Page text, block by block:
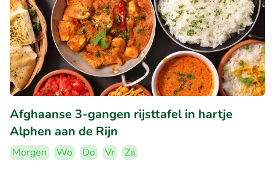
Afghaanse 3-gangen rijsttafel in hartje
Alphen aan de Rijn
Morgen Wo Do Vr
Za